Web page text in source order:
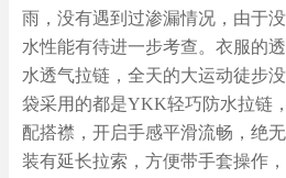
雨，没有遇到过渗漏情况，由于
水性能有待进一步考查。衣服的
水透气拉链，全天的大运动徒步
袋采用的都是YKK轻巧防水拉链
配搭襟，开启手感平滑流畅，绝
装有延长拉索，方便带手套操作